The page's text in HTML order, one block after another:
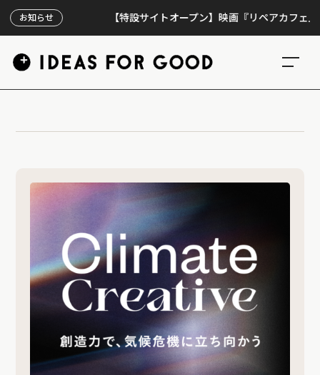
お知らせ 【特設サイトオープン】映画『リペアカフェ』、上